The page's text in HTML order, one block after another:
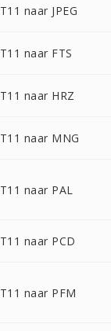
T11 naar JPEG
T11 naar FTS
T11 naar HRZ
T11 naar MNG
T11 naar PAL
T11 naar PCD
T11 naar PFM